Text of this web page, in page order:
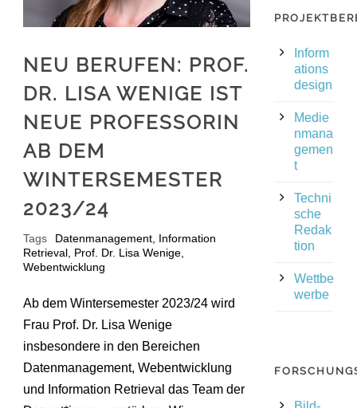
NEU BERUFEN: PROF.
DR. LISA WENIGE IST
NEUE PROFESSORIN
AB DEM
WINTERSEMESTER
2023/24
Tags Datenmanagement Information
Retrieval Prof. Dr. Lisa Wenige
Webentwicklung
Ab dem Wintersemester 2023/24 wird
Frau Prof. Dr. Lisa Wenige
insbesondere in den Bereichen
Datenmanagement, Webentwicklung
und Information Retrieval das Team der
Inform
ations
design
Medie
nmana
gemen
t
Techni
sche
Redak
tion
Wettbe
werbe